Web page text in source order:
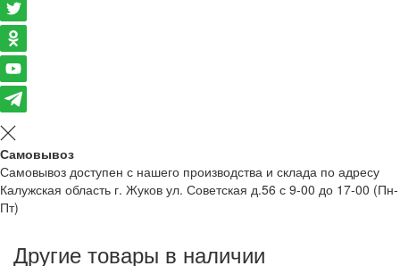
Самовывоз
Самовывоз доступен с нашего производства и склада по адресу
Калужская область г. Жуков ул. Советская д.56 с 9-00 до 17-00 (Пн-
Пт)
Другие товары в наличии